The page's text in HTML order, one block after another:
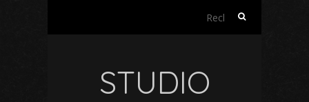
Rechercher :
STUDIO